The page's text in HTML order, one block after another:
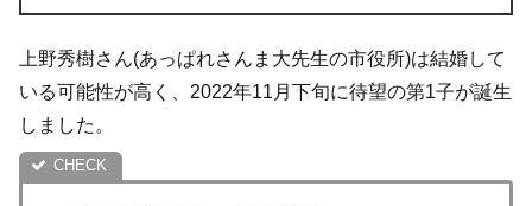
上野秀樹さん(あっぱれさんま大先生の市役所)は結婚して
いる可能性が高く、2022年11月下旬に待望の第1子が誕生
しました。